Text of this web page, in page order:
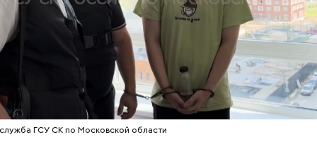
ГСУ СК по Московской области